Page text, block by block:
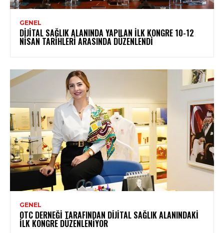
GENEL
DIJITAL SAĞLIK ALANINDA YAPILAN İLK KONGRE 10-12
NISAN TARIHLERI ARASINDA DÜZENLENDI
GENEL
OTC DERNEĞI TARAFINDAN DIJITAL SAĞLIK ALANINDAKI
İLK KONGRE DÜZENLENIYOR